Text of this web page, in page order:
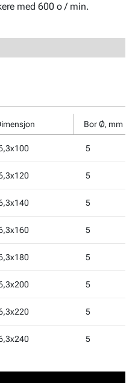
med 600 o / min.
Bor Ø, mm
5
5
5
5
5
5
5
5